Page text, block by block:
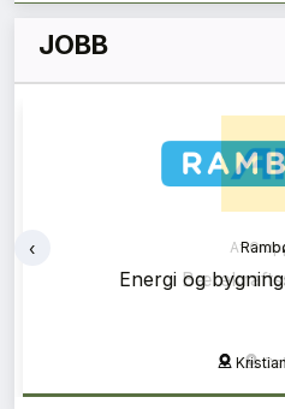
JOBB
Energi og
‹